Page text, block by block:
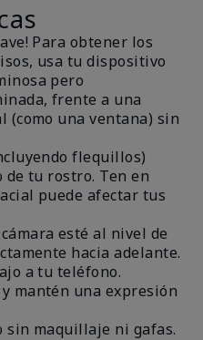
Para obtener los
usa tu dispositivo
pero
frente a una
una ventana) sin
flequillos)
de tu rostro. Ten en
puede afectar tus
esté al nivel de
hacia adelante.
a tu teléfono.
mantén una expresión
maquillaje ni gafas.